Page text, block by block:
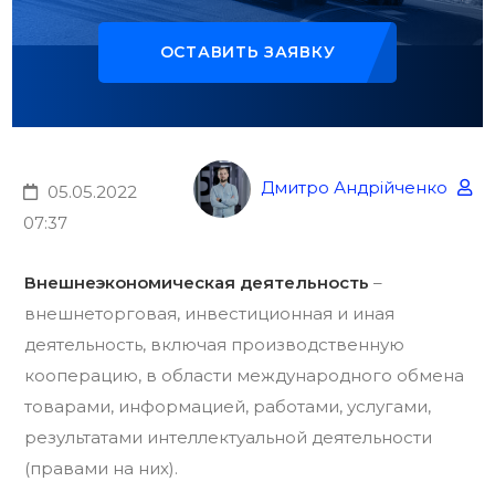
ОСТАВИТЬ ЗАЯВКУ
05.05.2022
07:37
Дмитро Андрійченко
Внешнеэкономическая деятельность –
внешнеторговая, инвестиционная и иная
деятельность, включая производственную
кооперацию, в области международного обмена
товарами, информацией, работами, услугами,
результатами интеллектуальной деятельности
(правами на них).